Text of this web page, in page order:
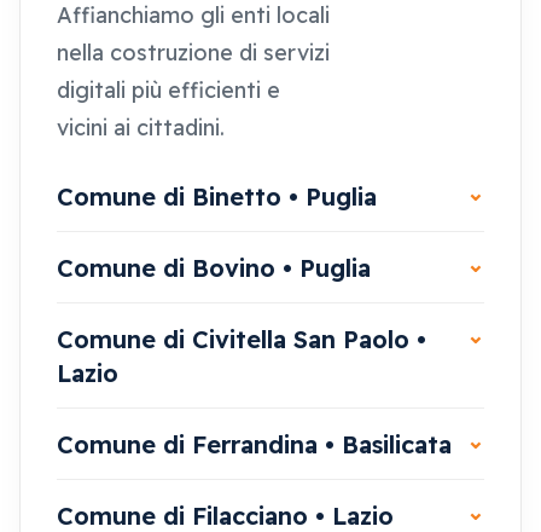
Affianchiamo gli enti locali
nella costruzione di servizi
digitali più efficienti e
vicini ai cittadini.
Comune di Binetto • Puglia
Comune di Bovino • Puglia
Comune di Civitella San Paolo •
Lazio
Comune di Ferrandina • Basilicata
Comune di Filacciano • Lazio